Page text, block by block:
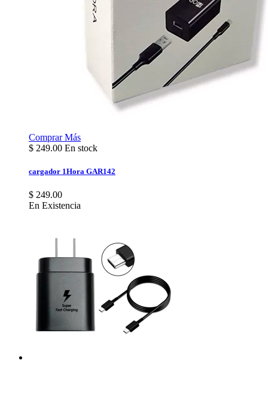
ComprarMás
$ 249.00 En stock
cargador 1Hora GAR142
$ 249.00
En Existencia